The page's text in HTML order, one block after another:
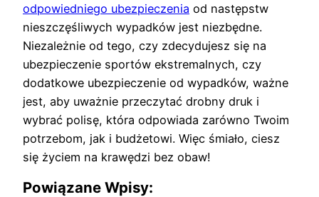
odpowiedniego ubezpieczenia od następstw
nieszczęśliwych wypadków jest niezbędne.
Niezależnie od tego, czy zdecydujesz się na
ubezpieczenie sportów ekstremalnych, czy
dodatkowe ubezpieczenie od wypadków, ważne
jest, aby uważnie przeczytać drobny druk i
wybrać polisę, która odpowiada zarówno Twoim
potrzebom, jak i budżetowi. Więc śmiało, ciesz
się życiem na krawędzi bez obaw!
Powiązane Wpisy: